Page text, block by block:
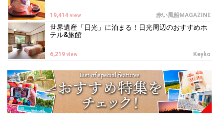
赤い風船MAGAZINE
19,414 view
世界遺産「日光」に泊まる！日光周辺のおすすめホ
テル&旅館
Keyko
6,219 view